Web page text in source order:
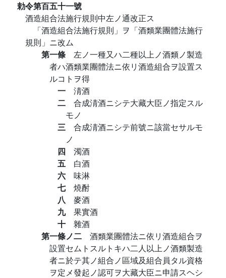
勅令第百五十一號
酒造組合法施行規則中左ノ通改正ス
「酒造組合法施行規則」ヲ「酒類業團體法施行
規則」ニ改ム
第一條 左ノ一種又ハ二種以上ノ酒類ノ製造
者ハ酒類業團體法ニ依リ酒造組合ヲ設置ス
ルコトヲ得
一 淸酒
二 合成淸酒ニシテ大藏大臣ノ指定スル
モノ
三 合成淸酒ニシテ前號ニ該當セサルモ
ノ
四 濁酒
五 白酒
六 味淋
七 燒酎
八 麥酒
九 果實酒
十 雜酒
第一條ノ二 酒類業團體法ニ依リ酒造組合ヲ
設置セムトスルトキハ二人以上ノ酒類製造
者ニ於テ其ノ組合ノ區域及組合員タル資格
ヲ定メ發起ノ認可ヲ大藏大臣ニ申請スヘシ